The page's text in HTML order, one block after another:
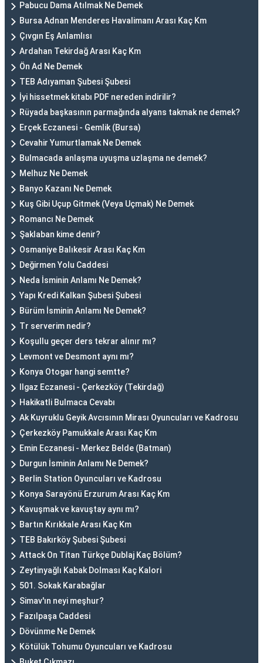
Pabucu Dama Atılmak Ne Demek
Bursa Adnan Menderes Havalimanı Arası Kaç Km
Çıvgın Eş Anlamlısı
Ardahan Tekirdağ Arası Kaç Km
Ön Ad Ne Demek
TEB Adıyaman Şubesi Şubesi
İyi hissetmek kitabı PDF nereden indirilir?
Rüyada başkasının parmağında alyans takmak ne demek?
Erçek Eczanesi - Gemlik (Bursa)
Cevahir Yumurtlamak Ne Demek
Bulmacada anlaşma uyuşma uzlaşma ne demek?
Melhuz Ne Demek
Banyo Kazanı Ne Demek
Kuş Gibi Uçup Gitmek (Veya Uçmak) Ne Demek
Romancı Ne Demek
Şaklaban kime denir?
Osmaniye Balıkesir Arası Kaç Km
Değirmen Yolu Caddesi
Neda İsminin Anlamı Ne Demek?
Yapı Kredi Kalkan Şubesi Şubesi
Bürüm İsminin Anlamı Ne Demek?
Tr serverim nedir?
Koşullu geçer ders tekrar alınır mı?
Levmont ve Desmont aynı mı?
Konya Otogar hangi semtte?
Ilgaz Eczanesi - Çerkezköy (Tekirdağ)
Hakikatli Bulmaca Cevabı
Ak Kuyruklu Geyik Avcısının Mirası Oyuncuları ve Kadrosu
Çerkezköy Pamukkale Arası Kaç Km
Emin Eczanesi - Merkez Belde (Batman)
Durgun İsminin Anlamı Ne Demek?
Berlin Station Oyuncuları ve Kadrosu
Konya Sarayönü Erzurum Arası Kaç Km
Kavuşmak ve kavuştay aynı mı?
Bartın Kırıkkale Arası Kaç Km
TEB Bakırköy Şubesi Şubesi
Attack On Titan Türkçe Dublaj Kaç Bölüm?
Zeytinyağlı Kabak Dolması Kaç Kalori
501. Sokak Karabağlar
Simav'ın neyi meşhur?
Fazılpaşa Caddesi
Dövünme Ne Demek
Kötülük Tohumu Oyuncuları ve Kadrosu